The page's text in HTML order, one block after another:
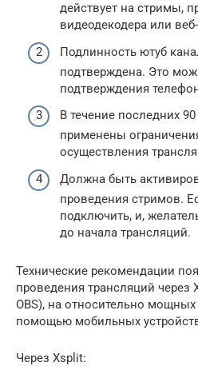
действует на стримы,
видеодекодера или
Подлинность ютуб
подтверждена. Это
подтверждения
В течение последних
применены
осуществления
Должна быть
проведения стримов.
подключить, и,
до начала трансляций.
Технические рекомендации
проведения трансляций через
OBS), на относительно
помощью мобильных
Через Xsplit: